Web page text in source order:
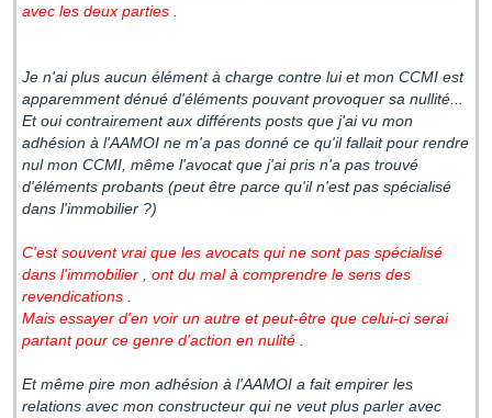
avec les deux parties .
Je n'ai plus aucun élément à charge contre lui et mon CCMI est
apparemment dénué d'éléments pouvant provoquer sa nullité...
Et oui contrairement aux différents posts que j'ai vu mon
adhésion à l'AAMOI ne m'a pas donné ce qu'il fallait pour rendre
nul mon CCMI, même l'avocat que j'ai pris n'a pas trouvé
d'éléments probants (peut être parce qu'il n'est pas spécialisé
dans l'immobilier ?)
C'est souvent vrai que les avocats qui ne sont pas spécialisé
dans l'immobilier , ont du mal à comprendre le sens des
revendications .
Mais essayer d'en voir un autre et peut-être que celui-ci serai
partant pour ce genre d'action en nulité .
Et même pire mon adhésion à l'AAMOI a fait empirer les
relations avec mon constructeur qui ne veut plus parler avec